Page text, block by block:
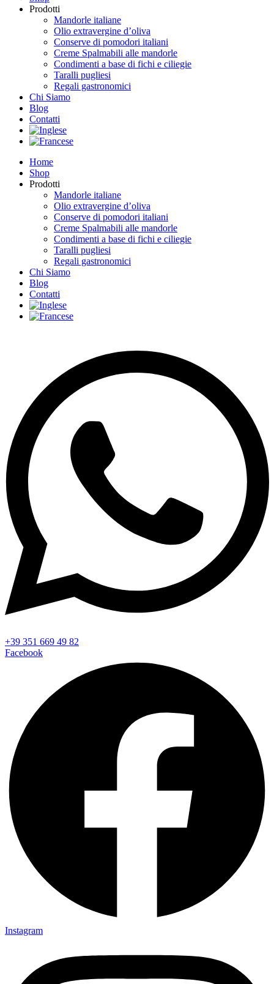
Prodotti
Mandorle italiane
Olio extravergine d’oliva
Conserve di pomodori italiani
Creme Spalmabili alle mandorle
Condimenti a base di fichi e ciliegie
Taralli pugliesi
Regali gastronomici
Chi Siamo
Blog
Contatti
Home
Shop
Prodotti
Mandorle italiane
Olio extravergine d’oliva
Conserve di pomodori italiani
Creme Spalmabili alle mandorle
Condimenti a base di fichi e ciliegie
Taralli pugliesi
Regali gastronomici
Chi Siamo
Blog
Contatti
+39 351 669 49 82
Facebook
Instagram